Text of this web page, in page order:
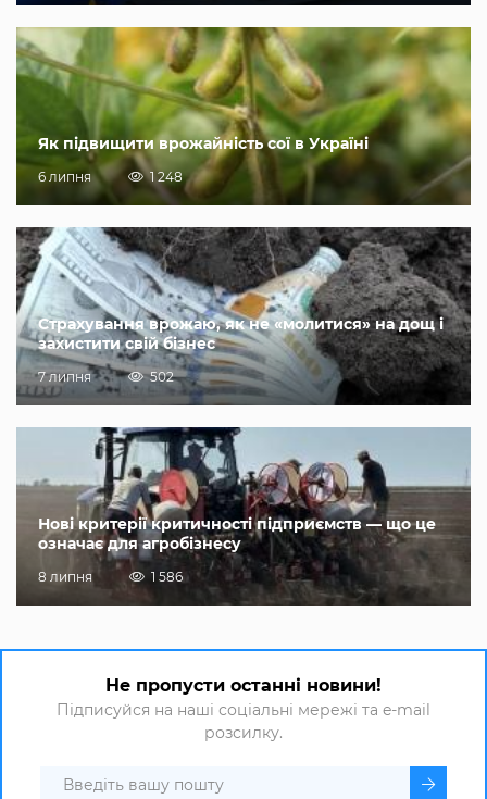
Як підвищити врожайність сої в Україні
6 липня 1 248
Страхування врожаю, як не «молитися» на дощ і
захистити свій бізнес
7 липня 502
Нові критерії критичності підприємств — що це
означає для агробізнесу
8 липня 1 586
Не пропусти останні новини!
Підписуйся на наші соціальні мережі та e-mail
розсилку.